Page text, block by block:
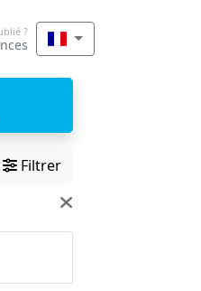
?
Filtrer